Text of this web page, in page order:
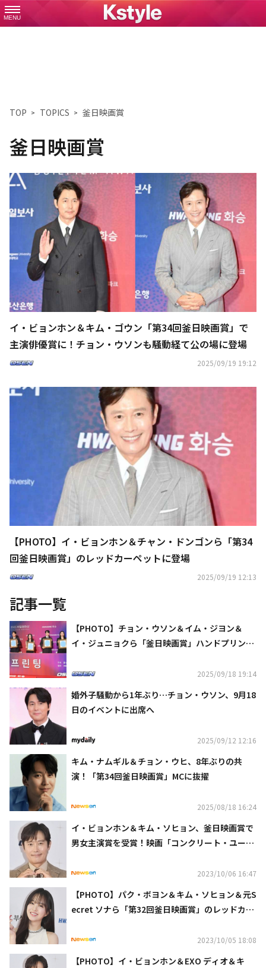
MENU
TOP TOPICS 釜日映画賞
釜日映画賞
イ・ビョンホン＆キム・ゴウン「第34回釜日映画賞」で
主演俳優賞に！チョン・ウソンも騒動経て公の場に登場
2025/09/19 19:12
【PHOTO】イ・ビョンホン＆チャン・ドンゴンら「第34
回釜日映画賞」のレッドカーペットに登場
2025/09/19 12:13
記事一覧
【PHOTO】チョン・ウソン＆イム・ジヨン＆
イ・ジュニョクら「釜日映画賞」ハンドプリンテ
2025/09/18 19:14
婚外子騒動から1年ぶり…チョン・ウソン、9月18
日のイベントに出席へ
2025/09/12 12:16
キム・ナムギル＆チョン・ウヒ、8年ぶりの共
演！「第34回釜日映画賞」MCに抜擢
2025/08/18 16:24
イ・ビョンホン＆キム・ソヒョン、釜日映画賞で
男女主演賞を受賞！映画「コンクリート・ユート
2023/10/06 16:47
【PHOTO】パク・ボヨン＆キム・ソヒョン＆元S
ecret ソナら「第32回釜日映画賞」のレッドカー
2023/10/05 18:08
【PHOTO】イ・ビョンホン＆EXO ディオ＆キ